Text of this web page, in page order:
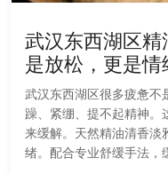
武汉东西湖区精
是放松，更是情
武汉东西湖区很多疲惫不
躁、紧绷、提不起精神。
来缓解。天然精油清香淡
绪。配合专业舒缓手法